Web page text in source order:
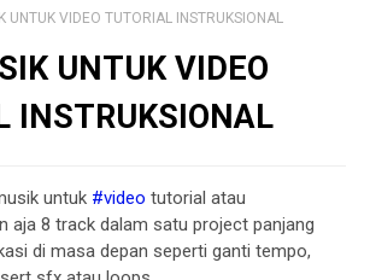
UNTUK VIDEO TUTORIAL INSTRUKSIONAL
UNTUK VIDEO
INSTRUKSIONAL
untuk #video tutorial atau
aja 8 track dalam satu project panjang
di masa depan seperti ganti tempo,